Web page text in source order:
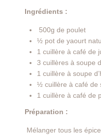
Ingrédients :
500g de poulet
½ pot de yaourt
1 cuillère à café de
3 cuillères à soupe
1 cuillère à soupe
½ cuillère à café de
1 cuillère à café de
Préparation :
Mélanger tous les